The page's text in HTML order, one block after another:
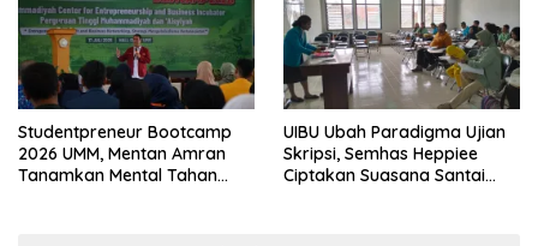
Studentpreneur Bootcamp
2026 UMM, Mentan Amran
Tanamkan Mental Tahan
UIBU Ubah Paradigma Ujian
Skripsi, Semhas Heppiee
Ciptakan Suasana Santai